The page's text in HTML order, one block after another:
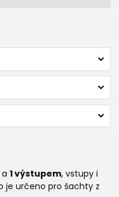
a 1 výstupem, vstupy i
je určeno pro šachty z